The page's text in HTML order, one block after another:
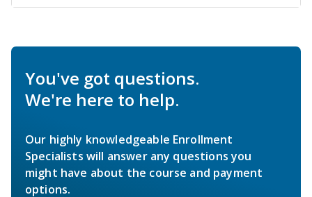
You've got questions.
We're here to help.
Our highly knowledgeable Enrollment
Specialists will answer any questions you
might have about the course and payment
options.